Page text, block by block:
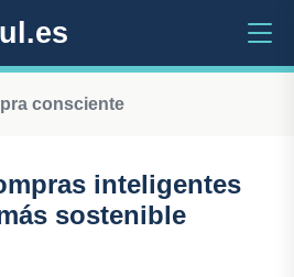
consciente
inteligentes
sostenible